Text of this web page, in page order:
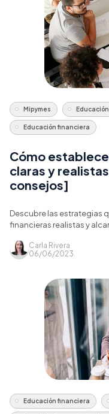
Mipymes
Educación financiera
Cómo
claras y
consejos]
Descubre las estrategias
financieras realistas y
Carla Rivera
06/06/2023
Educación financiera